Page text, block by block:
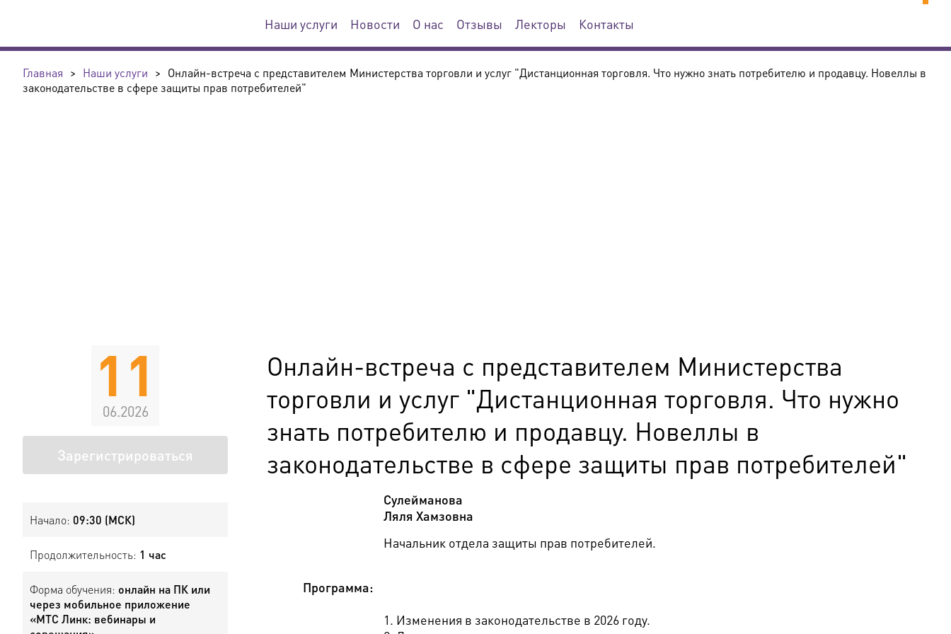
Наши услуги Новости О нас Отзывы Лекторы Контакты
Главная > Наши услуги > Онлайн-встреча с представителем Министерства торговли и услуг "Дистанционная торговля. Что нужно знать потребителю и продавцу. Новеллы в
законодательстве в сфере защиты прав потребителей"
11
06.2026
Зарегистрироваться
Начало: 09:30 (МСК)
Продолжительность: 1 час
Форма обучения: онлайн на ПК или
через мобильное приложение
«МТС Линк: вебинары и
Онлайн-встреча с представителем Министерства
торговли и услуг "Дистанционная торговля. Что нужно
знать потребителю и продавцу. Новеллы в
законодательстве в сфере защиты прав потребителей"
Сулейманова
Ляля Хамзовна
Начальник отдела защиты прав потребителей.
Программа:
1. Изменения в законодательстве в 2026 году.